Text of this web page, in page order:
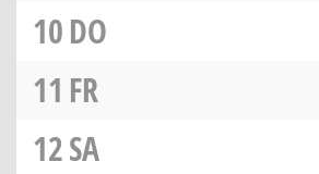
10DO
11 FR
12SA